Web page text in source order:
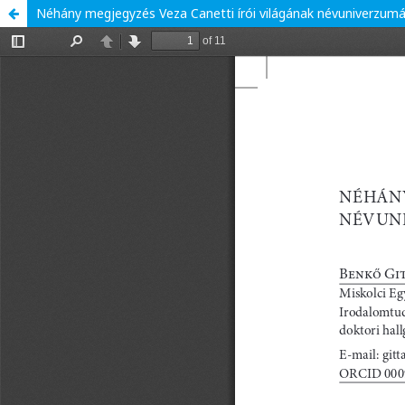
Néhány megjegyzés Veza Canetti írói világának